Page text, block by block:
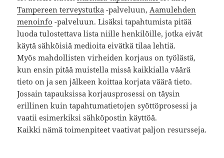
Tampereen terveystutka -palveluun, Aamulehden
menoinfo -palveluun. Lisäksi tapahtumista pitää
luoda tulostettava lista niille henkilöille, jotka eivät
käytä sähköisiä medioita eivätkä tilaa lehtiä.
Myös mahdollisten virheiden korjaus on työlästä,
kun ensin pitää muistella missä kaikkialla väärä
tieto on ja sen jälkeen koittaa korjata väärä tieto.
Jossain tapauksissa korjausprosessi on täysin
erillinen kuin tapahtumatietojen syöttöprosessi ja
vaatii esimerkiksi sähköpostin käyttöä.
Kaikki nämä toimenpiteet vaativat paljon resursseja.